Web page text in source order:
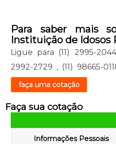
Para saber mais
Instituição de Idosos
Ligue para (11) 2995-2044
2992-2729 , (11) 98665-
faça uma cotação
Faça sua cotação
Informações Pessoais